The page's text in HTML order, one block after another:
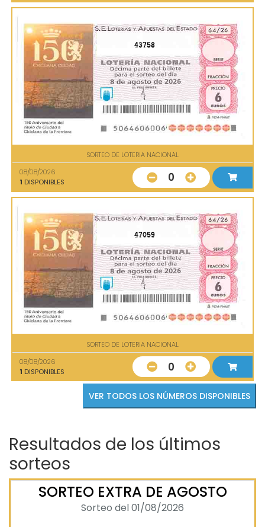
43758
SORTEO DE LOTERIA NACIONAL
08/08/2026
1 DISPONIBLES 0
47059
SORTEO DE LOTERIA NACIONAL
08/08/2026
1 DISPONIBLES 0
VER TODOS LOS NÚMEROS DISPONIBLES
Resultados de los últimos
sorteos
SORTEO EXTRA DE AGOSTO
Sorteo del 01/08/2026